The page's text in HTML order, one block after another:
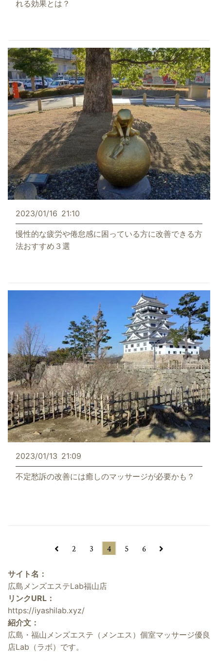
れる効果とは？
2023/01/16 21:10
慢性的な疲労や倦怠感に困っている方に改善できる方
法おすすめ３選
2023/01/13 21:09
不定愁訴の改善には癒しのマッサージが必要かも？
2 3 4 5 6
サイト名：
広島メンズエステLab福山店
リンクURL：
https://iyashilab.xyz/
紹介文：
広島・福山メンズエステ（メンエス）個室マッサージ優良
店Lab（ラボ）です。